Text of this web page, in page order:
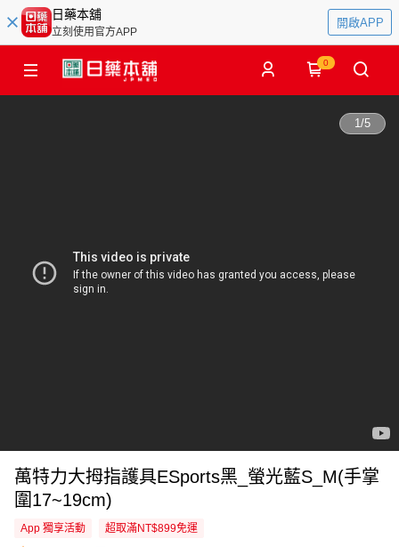
日藥本舖
立刻使用官方APP
開啟APP
0
1/5
萬特力大拇指護具ESports黑_螢光藍S_M(手掌
圍17~19cm)
App 獨享活動 超取滿NT$899免運